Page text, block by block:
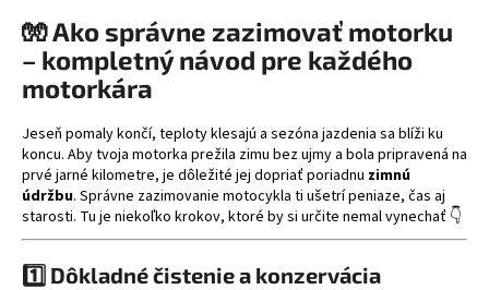
🧤 Ako správne zazimovať motorku
– kompletný návod pre každého
motorkára
Jeseň pomaly končí, teploty klesajú a sezóna jazdenia sa blíži ku
koncu. Aby tvoja motorka prežila zimu bez ujmy a bola pripravená na
prvé jarné kilometre, je dôležité jej dopriať poriadnu zimnú
údržbu. Správne zazimovanie motocykla ti ušetrí peniaze, čas aj
starosti. Tu je niekoľko krokov, ktoré by si určite nemal vynechať 👇
1️⃣ Dôkladné čistenie a konzervácia
t
r
e
b
u
j
e
t
e
n